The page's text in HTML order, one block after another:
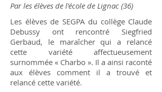
Par les élèves de l'école de Lignac (36)
Les élèves de SEGPA du collège Claude
Debussy ont rencontré Siegfried
Gerbaud, le maraîcher qui a relancé
cette variété affectueusement
surnommée « Charbo ». Il a ainsi raconté
aux élèves comment il a trouvé et
relancé cette variété.